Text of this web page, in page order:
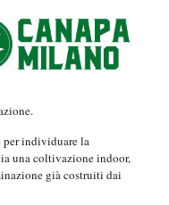
per individuare la
una coltivazione indoor,
già costruiti dai